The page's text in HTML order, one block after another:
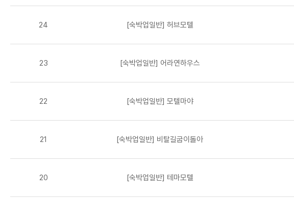
24 [숙박업일반] 허브모텔
23 [숙박업일반] 어라연하우스
22 [숙박업일반] 모텔마야
21 [숙박업일반] 비탈길굽이돌아
20 [숙박업일반] 테마모텔